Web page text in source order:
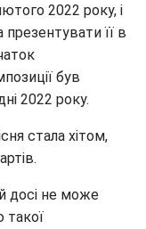
2022 року, і
її в
був
2022 року.
стала хітом,
досі не може
такої